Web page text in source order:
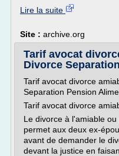
Lire la suite
Site : archive.org
Tarif avocat
Divorce
Tarif avocat divorce
Separation Pension
Tarif avocat divorce
Le divorce à l'amiable
permet aux deux ex-
avant de demander le
devant la justice en